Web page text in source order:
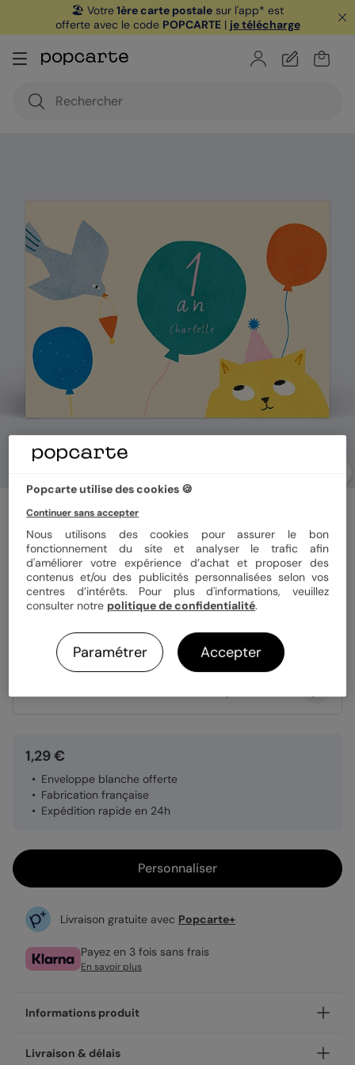
🏖️ Votre1ère carte postale sur l'app* est
offerte avec le code POPCARTE| je télécharge
Invitation anniversaire enfant
Animaux Colorés
Format 12x17 cm
Papier Papier Satiné
1,29 €
Enveloppe blanche offerte
Fabrication française
Expédition rapide en 24h
Personnaliser
Livraison gratuite avec Popcarte+
Payez en 3 fois sans frais
En savoir plus
Informations produit
Personnalisez votre invitation anniversaire enfant Animaux
Livraison & délais
Popcarte utilise des cookies 🍪
Continuer sans accepter
Nous utilisons des cookies pour assurer le bon
fonctionnement du site et analyser le trafic afin
d'améliorer votre expérience d’achat et proposer des
contenus et/ou des publicités personnalisées selon vos
centres d’intérêts. Pour plus d'informations, veuillez
consulter notre politique de confidentialité.
Paramétrer Accepter